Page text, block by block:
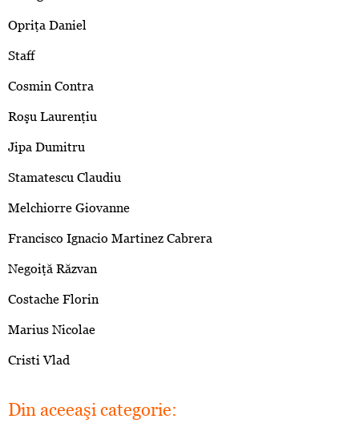
Opriţa Daniel
Staff
Cosmin Contra
Roşu Laurenţiu
Jipa Dumitru
Stamatescu Claudiu
Melchiorre Giovanne
Francisco Ignacio Martinez Cabrera
Negoiţă Răzvan
Costache Florin
Marius Nicolae
Cristi Vlad
Din aceeaşi categorie: